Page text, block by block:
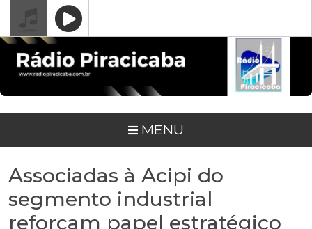
MENU
Associadas à Acipi do
segmento industrial
reforçam papel estratégico